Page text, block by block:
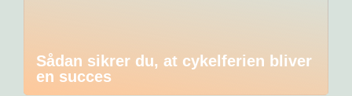
Sådan sikrer du, at cykelferien bliver
en succes